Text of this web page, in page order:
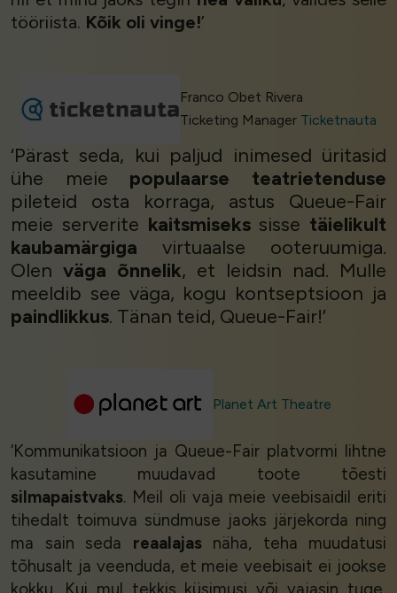
tööriista. Kõik oli vinge!’
Franco Obet Rivera
Ticketing Manager Ticketnauta
‘Pärast seda, kui paljud inimesed üritasid
ühe meie populaarse teatrietenduse
pileteid osta korraga, astus Queue-Fair
meie serverite kaitsmisekssisse täielikult
kaubamärgiga virtuaalse ooteruumiga.
Olen väga õnnelik, et leidsin nad. Mulle
meeldib see väga, kogu kontseptsioon ja
paindlikkus. Tänan teid, Queue-Fair!’
Planet Art Theatre
‘Kommunikatsioon ja Queue-Fair platvormi lihtne
kasutamine muudavad toote tõesti
silmapaistvaks. Meil oli vaja meie veebisaidil eriti
tihedalt toimuva sündmuse jaoks järjekorda ning
ma sain seda reaalajasnäha, teha muudatusi
tõhusalt ja veenduda, et meie veebisait ei jookse
kokku. Kui mul tekkis küsimusi või vajasin tuge,